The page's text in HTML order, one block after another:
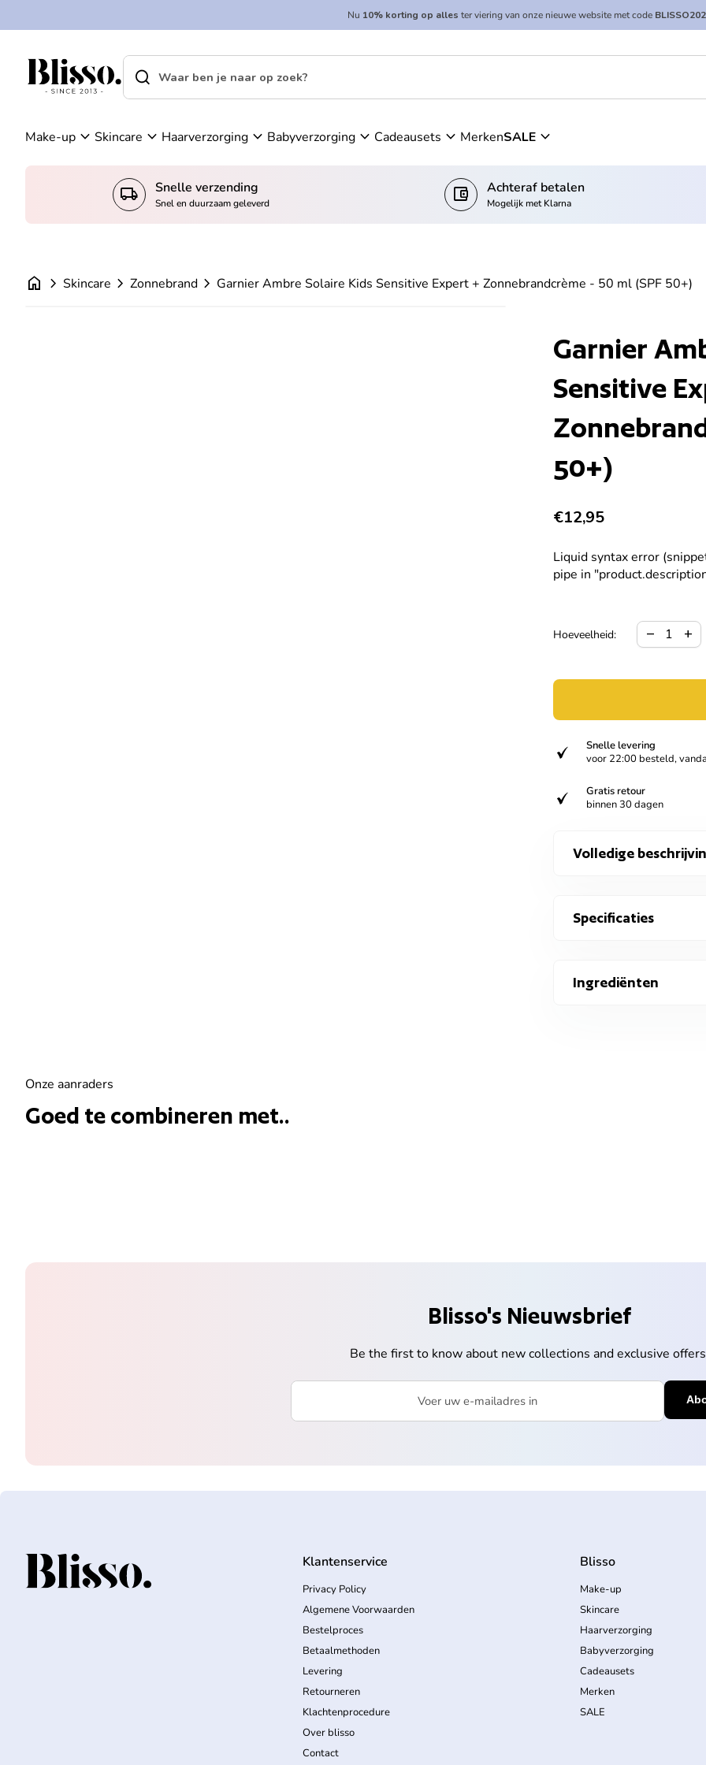
Nu 10% korting op alles ter viering van onze nieuwe website met code
Home
c
k
w
a
n
shopping_cart
Home
Zoek op"
search
Make-up expand_more Skincare expand_more Haarverzorging expand_more Babyverzorging expand_more Cadeausets expand_more MerkenSALE expand_more
local_shipping Snelle verzending
Snel en duurzaam geleverd account_balance_wallet Achteraf betalen
Mogelijk met Klarna
home chevron_right Skincare chevron_right Zonnebrand chevron_right Garnier Ambre Solaire Kids Sensitive Expert + Zonnebrandcrème - 50 ml (SPF 50+)
Garnier
Sensitive
50+)
Normale prijs
€12,95
Liquid syntax error
pipe in
Hoeveelheid: remove add
verified
Snelle levering
voor 22:00 besteld,
verified
Gratis retour
binnen 30 dagen
Volledige
Specificaties
Ingrediënten
Onze aanraders
Goed te combineren met..
Blisso's Nieuwsbrief
Be the first to know about new collections and exclusive
Voer uw e-mailadres in
Home Klantenservice
Privacy Policy
Algemene Voorwaarden
Bestelproces
Betaalmethoden
Levering
Retourneren
Klachtenprocedure
Over blisso
Contact
Blisso
Make-up
Skincare
Haarverzorging
Babyverzorging
Cadeausets
Merken
SALE